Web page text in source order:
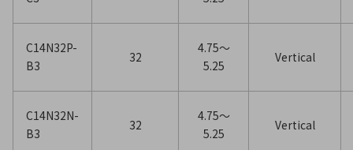
C14N32P-
B3
32
4.75〜
5.25
Vertical
C14N32N-
B3
32
4.75〜
5.25
Vertical